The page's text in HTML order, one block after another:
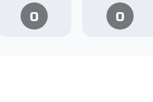
0 0